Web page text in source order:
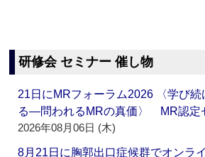
研修会 セミナー 催し物
21日にMRフォーラム2026 〈学び続
る―問われるMRの真価〉 MR認定
2026年08月06日 (木)
8月21日に胸郭出口症候群でオンラ